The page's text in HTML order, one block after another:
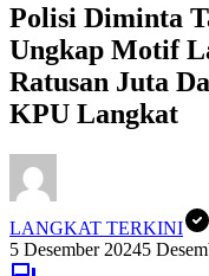
Polisi Diminta
Ungkap Motif
Ratusan Juta
KPU Langkat
LANGKAT TERKINI
5 Desember 20245